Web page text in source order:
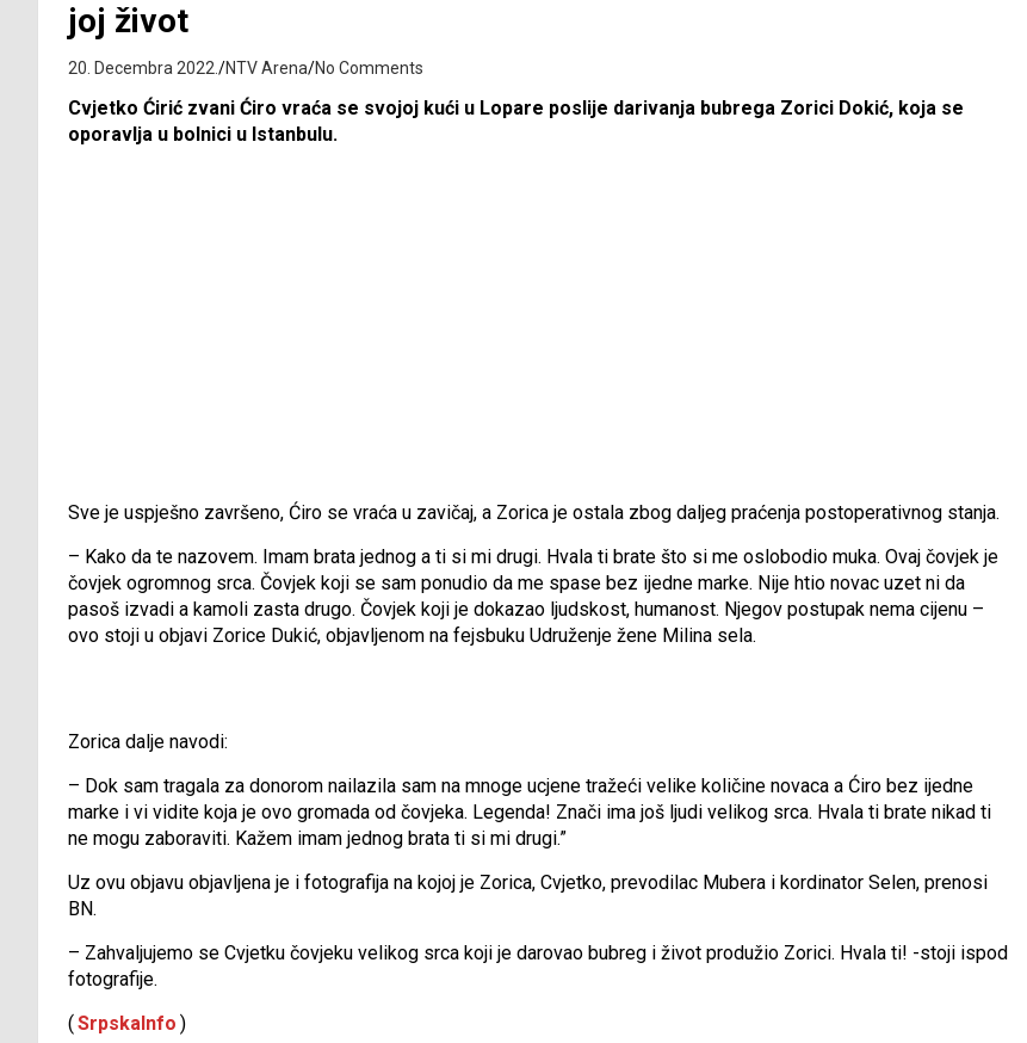
joj život
20. Decembra 2022. NTV Arena No Comments
Cvjetko Ćirić zvani Ćiro vraća se svojoj kući u Lopare poslije darivanja bubrega Zorici Dokić, koja se
oporavlja u bolnici u Istanbulu.
Sve je uspješno završeno, Ćiro se vraća u zavičaj, a Zorica je ostala zbog daljeg praćenja postoperativnog stanja.
– Kako da te nazovem. Imam brata jednog a ti si mi drugi. Hvala ti brate što si me oslobodio muka. Ovaj čovjek je
čovjek ogromnog srca. Čovjek koji se sam ponudio da me spase bez ijedne marke. Nije htio novac uzet ni da
pasoš izvadi a kamoli zasta drugo. Čovjek koji je dokazao ljudskost, humanost. Njegov postupak nema cijenu –
ovo stoji u objavi Zorice Dukić, objavljenom na fejsbuku Udruženje žene Milina sela.
Zorica dalje navodi:
– Dok sam tragala za donorom nailazila sam na mnoge ucjene tražeći velike količine novaca a Ćiro bez ijedne
marke i vi vidite koja je ovo gromada od čovjeka. Legenda! Znači ima još ljudi velikog srca. Hvala ti brate nikad ti
ne mogu zaboraviti. Kažem imam jednog brata ti si mi drugi.”
Uz ovu objavu objavljena je i fotografija na kojoj je Zorica, Cvjetko, prevodilac Mubera i kordinator Selen, prenosi
BN.
– Zahvaljujemo se Cvjetku čovjeku velikog srca koji je darovao bubreg i život produžio Zorici. Hvala ti! -stoji ispod
fotografije.
(SrpskaInfo )